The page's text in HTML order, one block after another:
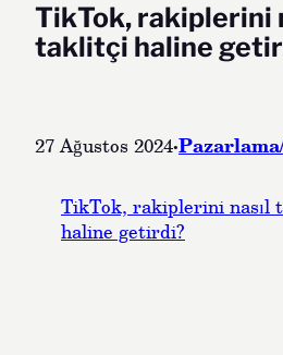
TikTok, rakiplerini
taklitçi haline
27 Ağustos 2024·
TikTok, rakiplerini nasıl
haline getirdi?